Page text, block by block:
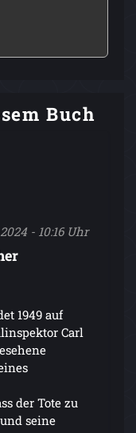
Buch
- 10:16 Uhr
1949 auf
Carl
der Tote zu
seine